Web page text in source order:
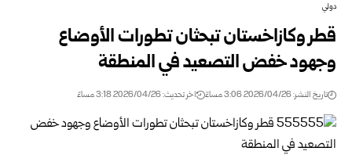
دولي
قطر وكازاخستان تبحثان تطورات الأوضاع
وجهود خفض التصعيد في المنطقة
تاريخ النشر: 2026/04/26 3:06 مساءً اخر تحديث: 2026/04/26 3:18 مساءً